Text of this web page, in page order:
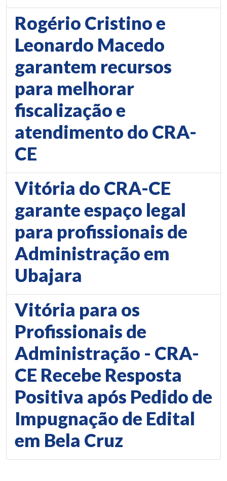
Rogério Cristino e
Leonardo Macedo
garantem recursos
para melhorar
fiscalização e
atendimento do CRA-
CE
Vitória do CRA-CE
garante espaço legal
para profissionais de
Administração em
Ubajara
Vitória para os
Profissionais de
Administração - CRA-
CE Recebe Resposta
Positiva após Pedido de
Impugnação de Edital
em Bela Cruz